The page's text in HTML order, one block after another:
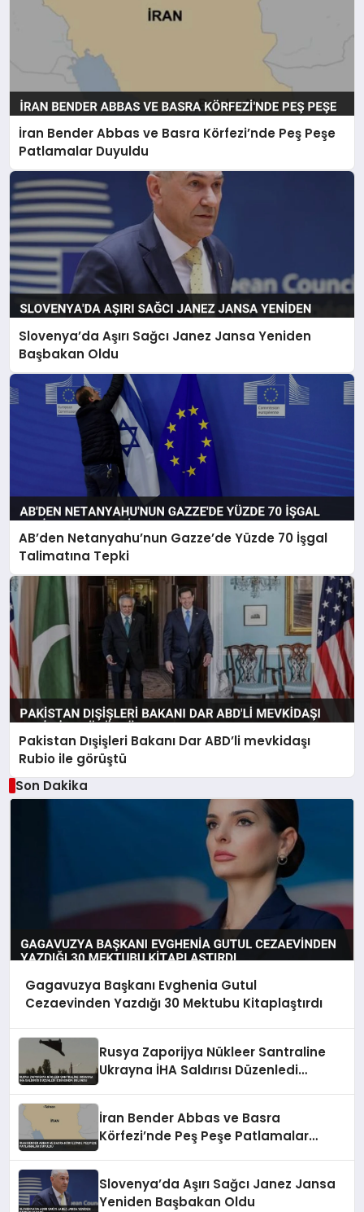
İran Bender Abbas ve Basra Körfezi’nde Peş Peşe
Patlamalar Duyuldu
Slovenya’da Aşırı Sağcı Janez Jansa Yeniden
Başbakan Oldu
AB’den Netanyahu’nun Gazze’de Yüzde 70 İşgal
Talimatına Tepki
Pakistan Dışişleri Bakanı Dar ABD’li mevkidaşı
Rubio ile görüştü
Son Dakika
Gagavuzya Başkanı Evghenia Gutul
Cezaevinden Yazdığı 30 Mektubu Kitaplaştırdı
Rusya Zaporijya Nükleer Santraline
Ukrayna İHA Saldırısı Düzenledi
İran Bender Abbas ve Basra
Körfezi’nde Peş Peşe Patlamalar
Slovenya’da Aşırı Sağcı Janez Jansa
Yeniden Başbakan Oldu